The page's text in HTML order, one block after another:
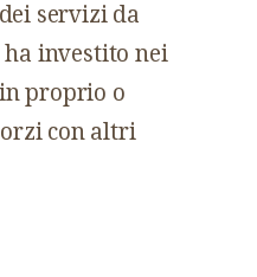
servizi da
investito nei
proprio o
con altri